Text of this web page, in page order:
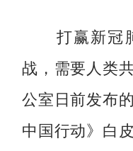
打赢新冠肺
战，需要人类
公室日前发布
中国行动》白